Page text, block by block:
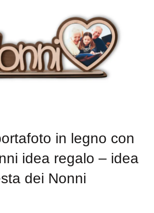
in legno con
idea regalo – idea
dei Nonni